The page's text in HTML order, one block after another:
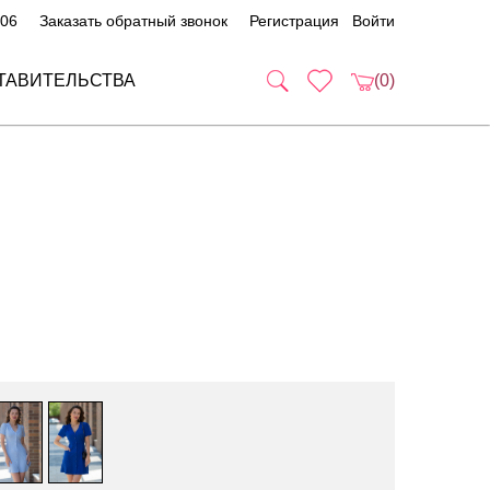
Заказать обратный звонок Регистрация Войти
(0)